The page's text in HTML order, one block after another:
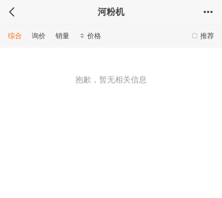
河粉机
推荐
综合 询价 销量 价格
抱歉，暂无相关信息